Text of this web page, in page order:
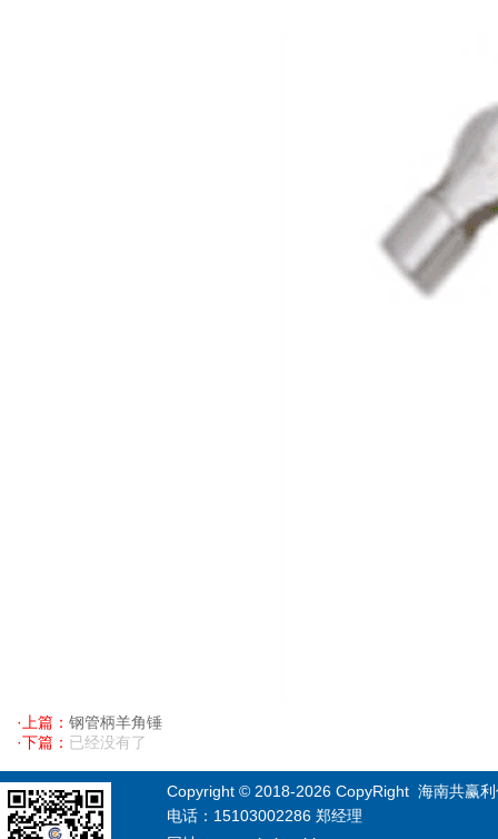
·上篇： 钢管柄羊角锤
·下篇： 已经没有了
Copyright © 2018-2026 CopyRight 海南共赢
电话：15103002286 郑经理